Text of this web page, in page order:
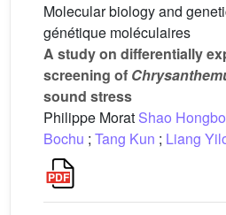
Molecular biology and
génétique moléculaires
A study on differentially
screening of
sound stress
Philippe Morat Shao Hongbo
Bochu ; Tang Kun ; Liang